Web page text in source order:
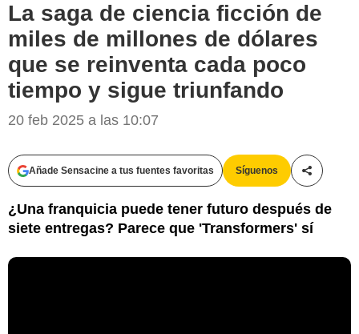
La saga de ciencia ficción de
miles de millones de dólares
que se reinventa cada poco
tiempo y sigue triunfando
20 feb 2025 a las 10:07
Añade Sensacine a tus fuentes favoritas Síguenos
¿Una franquicia puede tener futuro después de
siete entregas? Parece que 'Transformers' sí